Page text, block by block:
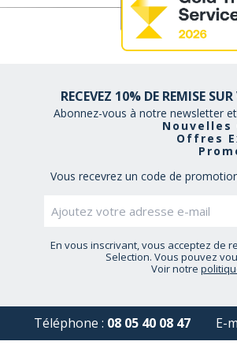
RECEVEZ 10% DE REMISE
Abonnez-vous à notre newsletter
Nouvelles
Offres
Vous recevrez un code de
En vous inscrivant, vous acceptez de
Selection. Vous pouvez
Voir notre
Téléphone : 08 05 40 08 47 E-